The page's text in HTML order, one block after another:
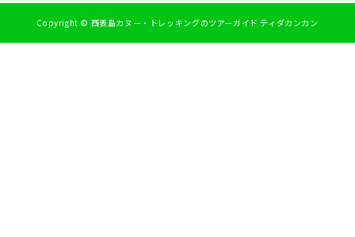
Copyright © 西表島カヌー・トレッキングのツアーガイド ティダカンカン